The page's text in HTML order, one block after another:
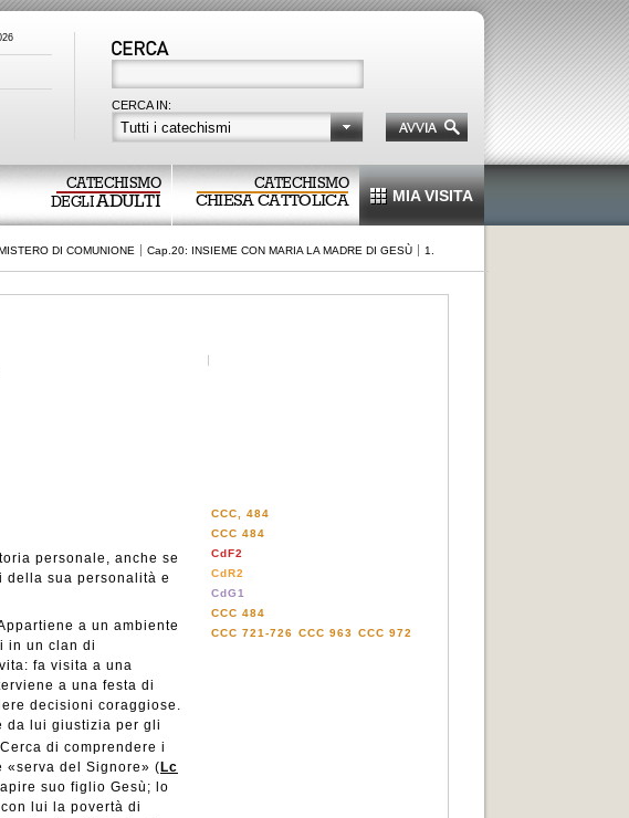
CERCA IN:
Tutti i catechismi
CATECHISMO
DEGLIADULTI
CATECHISMO
CHIESA CATTOLICA MIA VISITA
DI COMUNIONE Cap.20: INSIEME CON MARIA LA MADRE DI GESÙ
1.
personale, anche se
della sua personalità e
a un ambiente
in un clan di
fa visita a una
a una festa di
decisioni coraggiose.
da lui giustizia per gli
di comprendere i
«serva del Signore» ( Lc
suo figlio Gesù; lo
lui la povertà di
CCC, 484
CCC 484
CdF2
CdR2
CdG1
CCC 484
CCC 721-726 CCC 963 CCC 972